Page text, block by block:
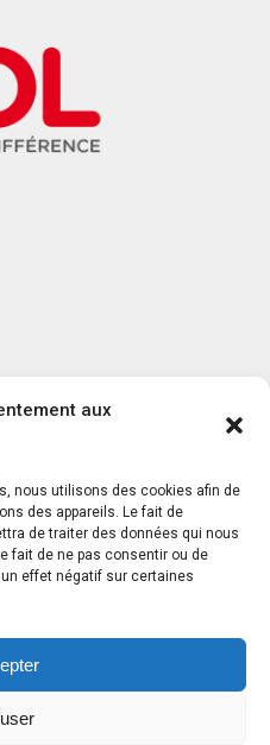
aux
nous utilisons des cookies afin de
des appareils. Le fait de
de traiter des données qui nous
fait de ne pas consentir ou de
effet négatif sur certaines
Tassigny